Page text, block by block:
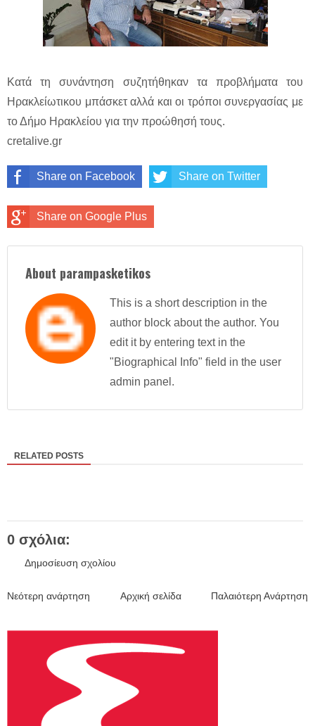
Κατά τη συνάντηση συζητήθηκαν τα προβλήματα του
Ηρακλείωτικου μπάσκετ αλλά και οι τρόποι συνεργασίας με
το Δήμο Ηρακλείου για την προώθησή τους.
cretalive.gr
Share on Facebook Share on Twitter
Share on Google Plus
About parampasketikos
This is a short description in the
author block about the author. You
edit it by entering text in the
"Biographical Info" field in the user
admin panel.
RELATED POSTS
0 σχόλια:
Δημοσίευση σχολίου
Νεότερη ανάρτηση Παλαιότερη Ανάρτηση
Αρχική σελίδα